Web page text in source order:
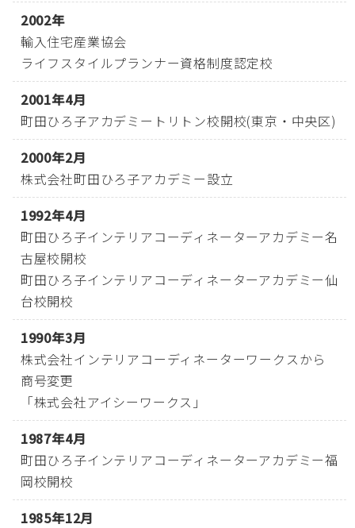
2002年
輸入住宅産業協会
ライフスタイルプランナー資格制度認定校
2001年4月
町田ひろ子アカデミートリトン校開校(東京・中央区)
2000年2月
株式会社町田ひろ子アカデミー設立
1992年4月
町田ひろ子インテリアコーディネーターアカデミー名
古屋校開校
町田ひろ子インテリアコーディネーターアカデミー仙
台校開校
1990年3月
株式会社インテリアコーディネーターワークスから
商号変更
「株式会社アイシーワークス」
1987年4月
町田ひろ子インテリアコーディネーターアカデミー福
岡校開校
1985年12月